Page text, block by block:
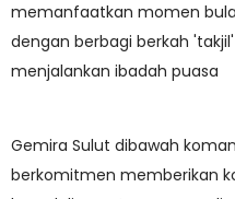
memanfaatkan momen
dengan berbagi berkah
menjalankan ibadah puasa
Gemira Sulut dibawah
berkomitmen memberikan